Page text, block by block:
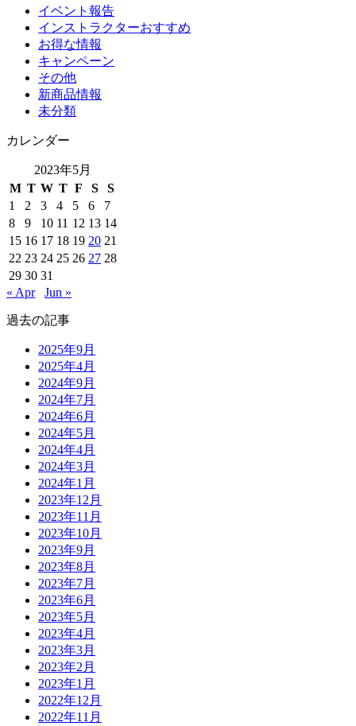
イベント報告
インストラクターおすすめ
お得な情報
キャンペーン
その他
新商品情報
未分類
カレンダー
2023年5月
M T W T F S
S
1
2 3 4 5 6
7
8
9 10 11 12 13 14
15 16 17 18 19 20 21
22 23 24 25 26 27 28
29 30 31
« Apr
Jun »
過去の記事
2025年9月
2025年4月
2024年9月
2024年7月
2024年6月
2024年5月
2024年4月
2024年3月
2024年1月
2023年12月
2023年11月
2023年10月
2023年9月
2023年8月
2023年7月
2023年6月
2023年5月
2023年4月
2023年3月
2023年2月
2023年1月
2022年12月
2022年11月